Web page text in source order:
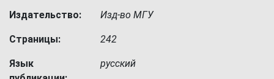
Издательство: Изд-во МГУ
Страницы: 242
Язык
русский